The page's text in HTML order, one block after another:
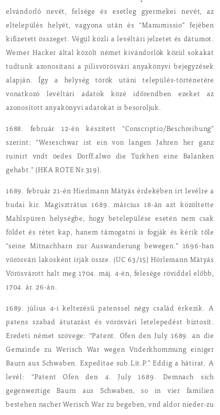
elvándorló nevét, felsége és esetleg gyermekei nevét, az
eltelepülés helyét, vagyona után és “Manumissio” fejében
kifizetett összeget. Végül közli a levéltári jelzetet és dátumot.
Werner Hacker által közölt német kivándorlók közül sokakat
tudtunk azonosítani a pilisvörösvári anyakönyvi bejegyzések
alapján. Így a helység török utáni település-történetére
vonatkozó levéltári adatok közé időrendben ezeket az
azonosított anyakönyvi adatokat is besoroljuk.
1688. február 12-én készített “Conscriptio/Beschreibung”
szerint: “Wereschwar ist ein von langen Jahren her ganz
ruinirt vndt öedes Dorff.alwo die Türkhen eine Balanken
gehabt.” (HKA ROTE Nr.319).
1689. február 21-én Hierlmann Mátyás érdekében írt levélre a
budai kir. Magisztrátus 1689. március 18-án azt közöltette
Mahlspüren helységbe, hogy betelepülése esetén nem csak
földet és rétet kap, hanem támogatni is fogják és kérik tőle
“seine Mitnachbarn zur Auswanderung bewegen.” 1696-ban
vörösvári lakosként írják össze. (UC 63/15) Hörlemann Mátyás
Vörösvárott halt meg 1704. máj. 4-én, felesége röviddel előbb,
1704. ár. 26-án.
1689. július 4-i keltezésű patenssel négy család érkezik. A
patens szabad átutazást és vörösvári letelepedést biztosít.
Eredeti német szövege: “Patent. Ofen den July 1689. an die
Gemainde zu Werisch War wegen Vnderkhommung einiger
Baurn aus Schwaben. Expeditae sub.Lit.P.” Eddig a hátirat. A
levél: “Patent Ofen den 4. July 1689. Demnach sich
gegenwertige Baurn aus Schwaben, so in vier familien
bestehen nacher Werisch War zu begeben, vnd aldor nieder-zu